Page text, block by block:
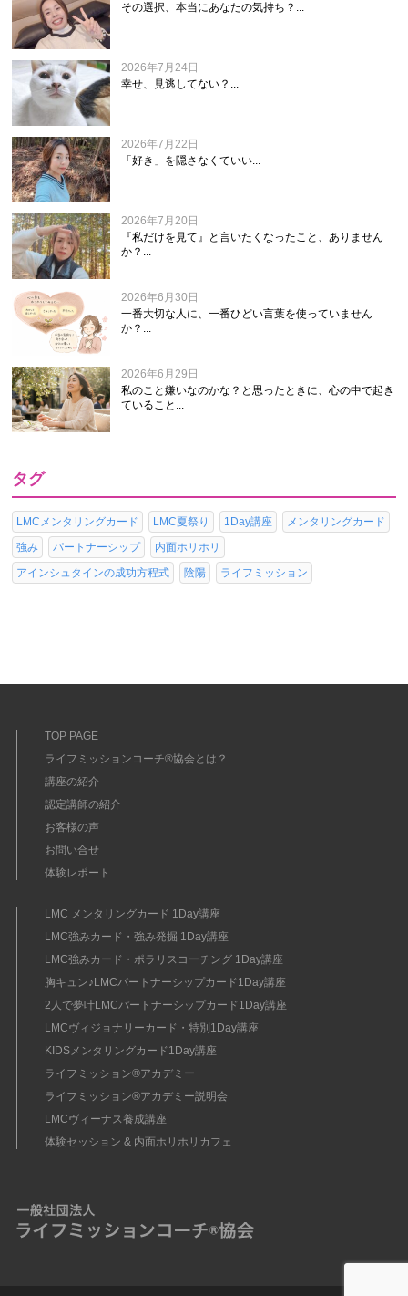
その選択、本当にあなたの気持ち？...
2026年7月24日
幸せ、見逃してない？...
2026年7月22日
「好き」を隠さなくていい...
2026年7月20日
『私だけを見て』と言いたくなったこと、ありません
か？...
2026年6月30日
一番大切な人に、一番ひどい言葉を使っていません
か？...
2026年6月29日
私のこと嫌いなのかな？と思ったときに、心の中で起き
ていること...
タグ
LMCメンタリングカード LMC夏祭り 1Day講座
メンタリングカード
強み
パートナーシップ
内面ホリホリ
アインシュタインの成功方程式
陰陽 ライフミッション
TOP PAGE
ライフミッションコーチ®協会とは？
講座の紹介
認定講師の紹介
お客様の声
お問い合せ
体験レポート
LMC メンタリングカード 1Day講座
LMC強みカード・強み発掘 1Day講座
LMC強みカード・ポラリスコーチング 1Day講座
胸キュン♪LMCパートナーシップカード1Day講座
2人で夢叶LMCパートナーシップカード1Day講座
LMCヴィジョナリーカード・特別1Day講座
KIDSメンタリングカード1Day講座
ライフミッション®︎アカデミー
ライフミッション®︎アカデミー説明会
LMCヴィーナス養成講座
体験セッション & 内面ホリホリカフェ